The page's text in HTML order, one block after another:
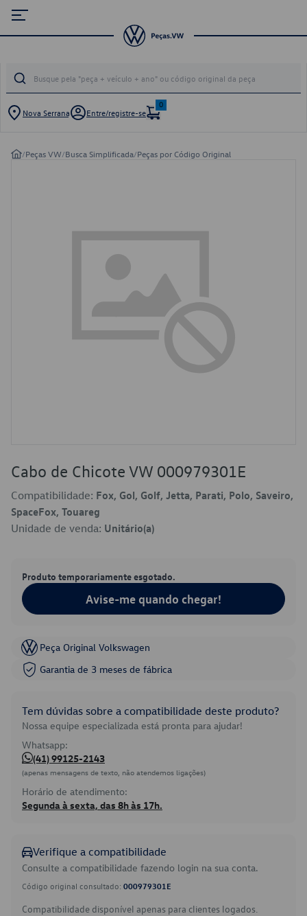
Nova Serrana Entre/registre-se
0
/Peças VW/Busca Simplificada/Peças por Código Original
Cabo de Chicote VW 000979301E
Compatibilidade: Fox, Gol, Golf, Jetta, Parati, Polo, Saveiro,
SpaceFox, Touareg
Unidade de venda: Unitário(a)
Produto temporariamente esgotado.
Avise-me quando chegar!
Peça Original Volkswagen
Garantia de 3 meses de fábrica
Tem dúvidas sobre a compatibilidade deste produto?
Nossa equipe especializada está pronta para ajudar!
Whatsapp:
(41) 99125-2143
(apenas mensagens de texto, não atendemos ligações)
Horário de atendimento:
Segunda à sexta, das 8h às 17h.
Verifique a compatibilidade
Consulte a compatibilidade fazendo login na sua conta.
Código original consultado: 000979301E
Compatibilidade disponível apenas para clientes logados.